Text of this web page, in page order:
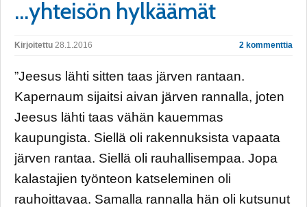
…yhteisön hylkäämät
Kirjoitettu 28.1.2016 2 kommenttia
”Jeesus lähti sitten taas järven rantaan.
Kapernaum sijaitsi aivan järven rannalla, joten
Jeesus lähti taas vähän kauemmas
kaupungista. Siellä oli rakennuksista vapaata
järven rantaa. Siellä oli rauhallisempaa. Jopa
kalastajien työnteon katseleminen oli
rauhoittavaa. Samalla rannalla hän oli kutsunut